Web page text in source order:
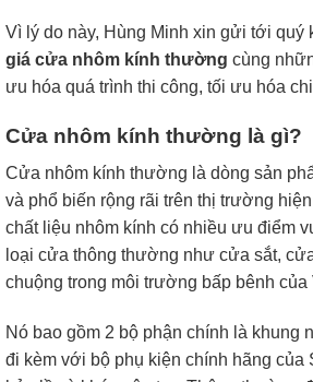
Vì lý do này, Hùng Minh xin gửi tới quý
giá cửa nhôm kính thường cùng
ưu hóa quá trình thi công, tối ưu hóa
Cửa nhôm kính thường là gì?
Cửa nhôm kính thường là dòng sản
và phổ biến rộng rãi trên thị trường
chất liệu nhôm kính có nhiều ưu điểm
loại cửa thông thường như cửa sắt,
chuộng trong môi trường bấp bênh của
Nó bao gồm 2 bộ phận chính là khung
đi kèm với bộ phụ kiện chính hãng của